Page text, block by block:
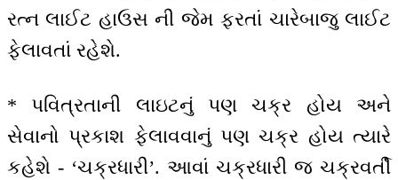
રત્ન લાઈટ હાઉસ ની જેમ ફરતાં ચારેબાજુ લાઈટ
ફેલાવતાં રહેશે.
* પવિત્રતાની લાઇટનું પણ ચક્ર હોય અને
સેવાનો પ્રકાશ ફેલાવવાનું પણ ચક્ર હોય ત્યારે
કહેશે - ‘ચક્રધારી’. આવાં ચક્રધારી જ ચક્રવર્તી